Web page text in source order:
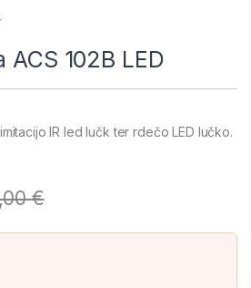
102B LED
IR led lučk ter rdečo LED lučko.
€